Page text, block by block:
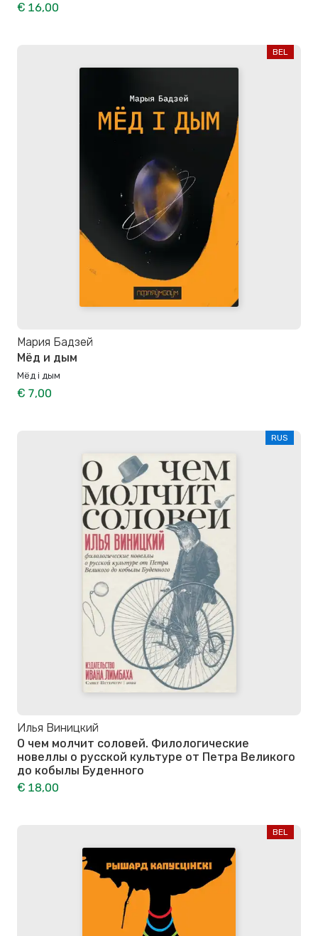
€ 16,00
BEL
Мария Бадзей
Мёд и дым
Мёд і дым
€ 7,00
RUS
Илья Виницкий
О чем молчит соловей. Филологические
новеллы о русской культуре от Петра Великого
до кобылы Буденного
€ 18,00
BEL